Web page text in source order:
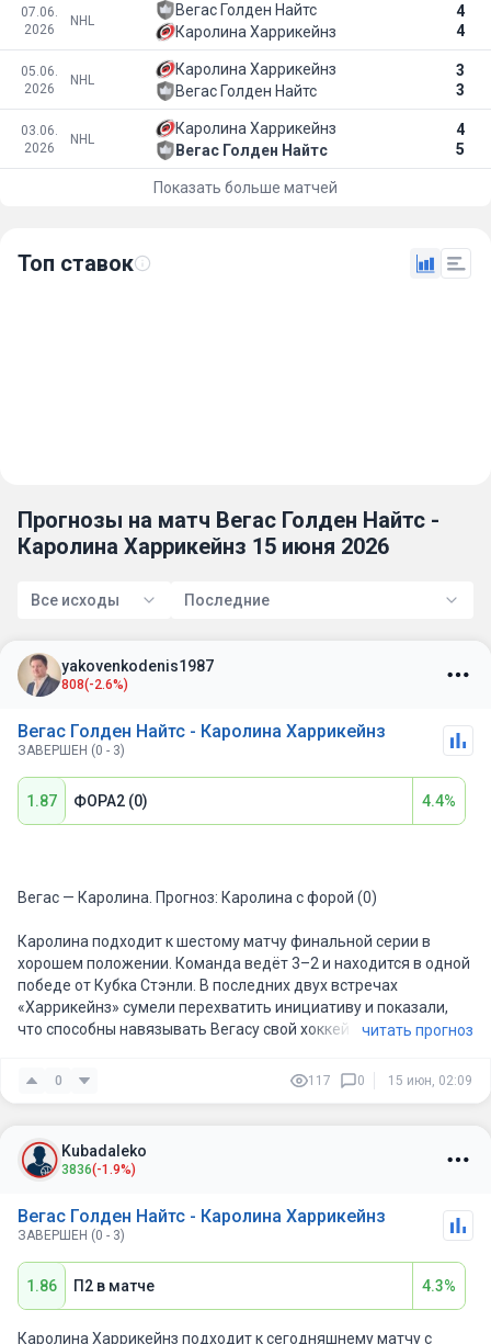
07.06.
2026
NHL
Вегас Голден Найтс
4
4
Каролина Харрикейнз
05.06.
2026
NHL
Каролина Харрикейнз
3
3
Вегас Голден Найтс
03.06.
2026
NHL
Каролина Харрикейнз
4
5
Вегас Голден Найтс
Показать больше матчей
Топ ставок
Прогнозы на матч Вегас Голден Найтс -
Каролина Харрикейнз 15 июня 2026
Все исходы Последние
yakovenkodenis1987
808(-2.6%)
Вегас Голден Найтс - Каролина Харрикейнз
ЗАВЕРШЕН (0 - 3)
1.87 ФОРА2 (0) 4.4%
Вегас — Каролина. Прогноз: Каролина с форой (0)
Каролина подходит к шестому матчу финальной серии в
хорошем положении. Команда ведёт 3–2 и находится в одной
победе от Кубка Стэнли. В последних двух встречах
«Харрикейнз» сумели перехватить инициативу и показали,
что способны навязывать Вегасу свой хоккей даже в самых
Важный фактор в пользу гостей — текущий игровой тонус. В
четыре шайбы подряд после неудачного начала. Команда
снова показала характер, хорошую реализацию большинства
и более цельную игру по всей площадке. В серии уже
надёжнее действует в обороне, качественнее использует
спецбригады и стабильнее выглядит по ходу всех 60 минут.
У Вегаса перед этой встречей есть и кадровая проблема: из-
за травмы не сыграет Уильям Карлссон. Это серьёзная
потеря для хозяев, потому что он важен не только в атаке, но
читать прогноз
0 117 0 15 июн, 02:09
Kubadaleko
3836(-1.9%)
Вегас Голден Найтс - Каролина Харрикейнз
ЗАВЕРШЕН (0 - 3)
1.86 П2 в матче 4.3%
Каролина Харрикейнз подходит к сегодняшнему матчу с